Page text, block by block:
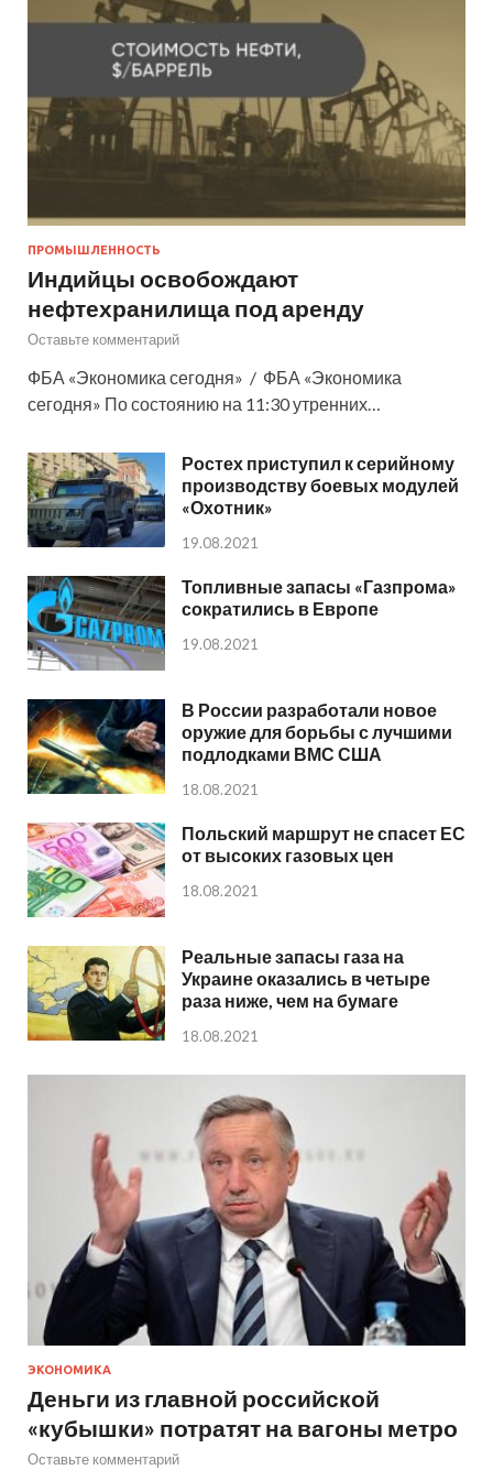
ПРОМЫШЛЕННОСТЬ
Индийцы освобождают
нефтехранилища под аренду
Оставьте комментарий
ФБА «Экономика сегодня» / ФБА «Экономика
сегодня» По состоянию на 11:30 утренних…
Ростех приступил к серийному
производству боевых модулей
«Охотник»
19.08.2021
Топливные запасы «Газпрома»
сократились в Европе
19.08.2021
В России разработали новое
оружие для борьбы с лучшими
подлодками ВМС США
18.08.2021
Польский маршрут не спасет ЕС
от высоких газовых цен
18.08.2021
Реальные запасы газа на
Украине оказались в четыре
раза ниже, чем на бумаге
18.08.2021
ЭКОНОМИКА
Деньги из главной российской
«кубышки» потратят на вагоны метро
Оставьте комментарий